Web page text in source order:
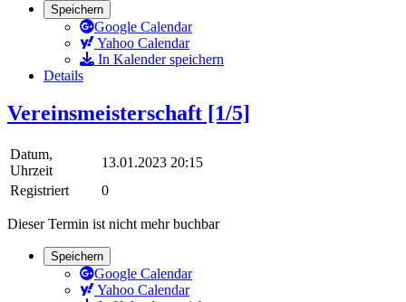
Speichern
Google Calendar
Yahoo Calendar
In Kalender speichern
Details
Vereinsmeisterschaft [1/5]
Datum,
Uhrzeit
13.01.2023 20:15
Registriert
0
Dieser Termin ist nicht mehr buchbar
Speichern
Google Calendar
Yahoo Calendar